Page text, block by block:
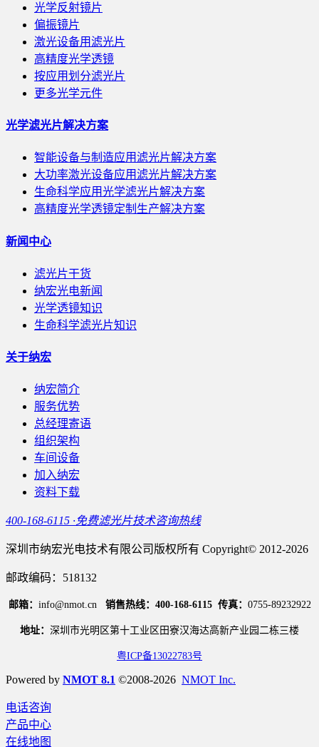
光学反射镜片
偏振镜片
激光设备用滤光片
高精度光学透镜
按应用划分滤光片
更多光学元件
光学滤光片解决方案
智能设备与制造应用滤光片解决方案
大功率激光设备应用滤光片解决方案
生命科学应用光学滤光片解决方案
高精度光学透镜定制生产解决方案
新闻中心
滤光片干货
纳宏光电新闻
光学透镜知识
生命科学滤光片知识
关于纳宏
纳宏简介
服务优势
总经理寄语
组织架构
车间设备
加入纳宏
资料下载
400-168-6115 ·免费滤光片技术咨询热线
深圳市纳宏光电技术有限公司版权所有 Copyright© 2012-2026
邮政编码：518132
邮箱： info@nmot.cn 销售热线：400-168-6115 传真： 0755-89232922
地址： 深圳市光明区第十工业区田寮汉海达高新产业园二栋三楼
粤ICP备13022783号
Powered by NMOT 8.1 ©2008-2026 NMOT Inc.
电话咨询
产品中心
在线地图